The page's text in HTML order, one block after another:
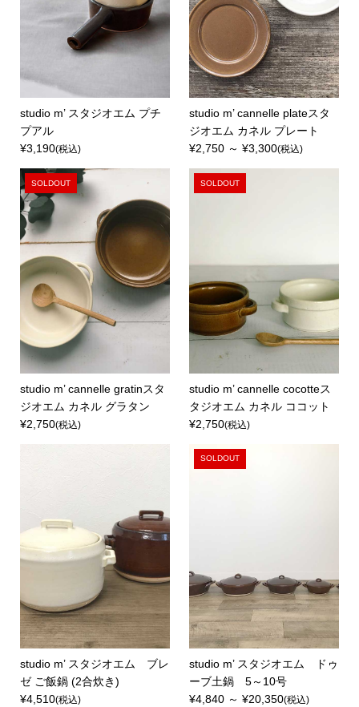
studio m’ スタジオエム プチ
プアル
¥3,190(税込)
studio m’ cannelle plateスタ
ジオエム カネル プレート
¥2,750 ～ ¥3,300(税込)
SOLDOUT
studio m’ cannelle gratinスタ
ジオエム カネル グラタン
¥2,750(税込)
SOLDOUT
studio m’ cannelle cocotteス
タジオエム カネル ココット
¥2,750(税込)
studio m’ スタジオエム ブレ
ゼ ご飯鍋 (2合炊き)
¥4,510(税込)
SOLDOUT
studio m’ スタジオエム ドゥ
ーブ土鍋 5～10号
¥4,840 ～ ¥20,350(税込)